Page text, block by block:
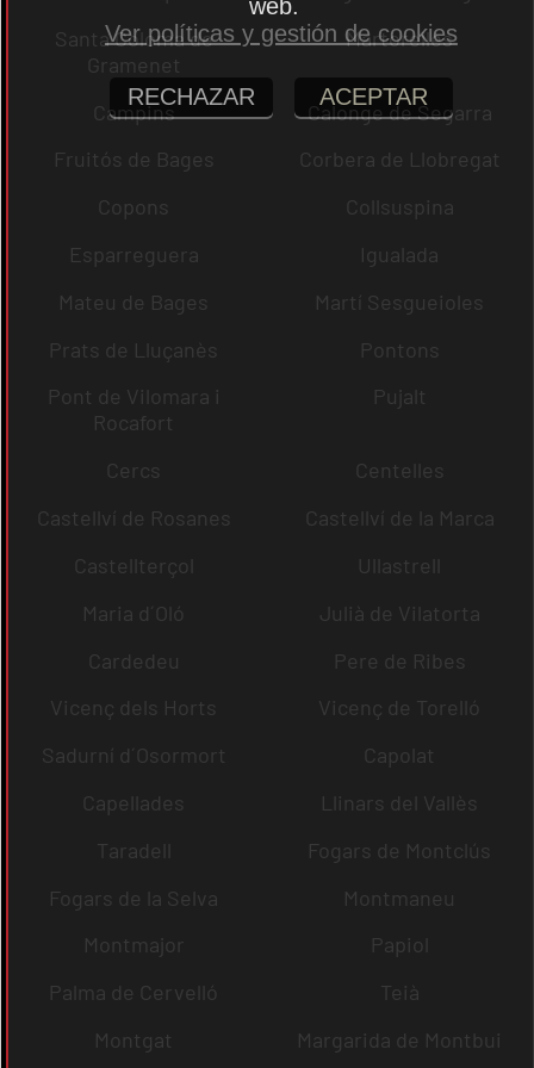
Santa Coloma de
Gramenet
Martorelles
Campins
Calonge de Segarra
Fruitós de Bages
Corbera de Llobregat
Copons
Collsuspina
Esparreguera
Igualada
Mateu de Bages
Martí Sesgueioles
Prats de Lluçanès
Pontons
Pont de Vilomara i
Rocafort
Pujalt
Cercs
Centelles
Castellví de Rosanes
Castellví de la Marca
Castellterçol
Ullastrell
Maria d´Oló
Julià de Vilatorta
Cardedeu
Pere de Ribes
Vicenç dels Horts
Vicenç de Torelló
Sadurní d´Osormort
Capolat
Capellades
Llinars del Vallès
Taradell
Fogars de Montclús
Fogars de la Selva
Montmaneu
Montmajor
Papiol
Palma de Cervelló
Teià
Montgat
Margarida de Montbui
web.
Ver políticas y gestión de cookies
RECHAZAR ACEPTAR